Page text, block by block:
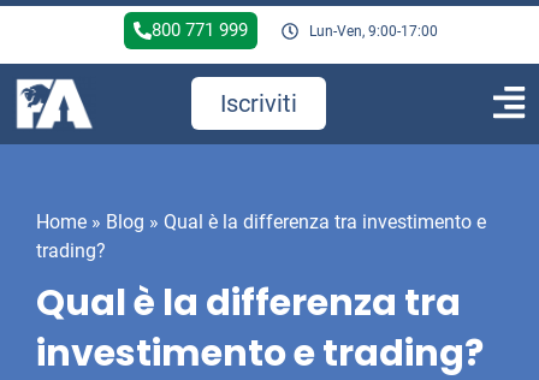
800 771 999 Lun-Ven, 9:00-17:00
Iscriviti
Home » Blog » Qual è la differenza tra investimento e
trading?
Qual è la differenza tra
investimento e trading?